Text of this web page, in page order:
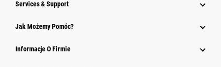
Services & Support
Jak Możemy Pomóc?
Informacje O Firmie